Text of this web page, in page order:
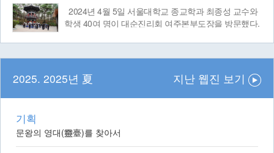
2024년 4월 5일 서울대학교 종교학과 최종성 교수와
학생 40여 명이 대순진리회 여주본부도장을 방문했다.
도장을 방문한 답사팀은 숭도| 뉴스 - 천상
2025. 2025년 夏 지난 웹진 보기
기획
문왕의 영대(靈臺)를 찾아서